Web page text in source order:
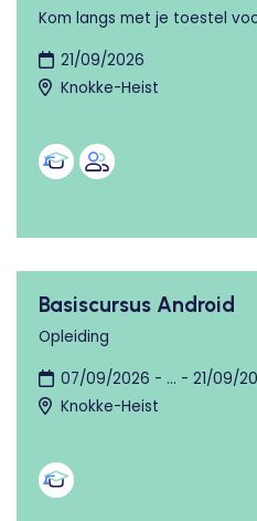
Kom langs met je toestel
21/09/2026
Knokke-Heist
Basiscursus Android
Opleiding
07/09/2026 - ... - 21/09/
Knokke-Heist